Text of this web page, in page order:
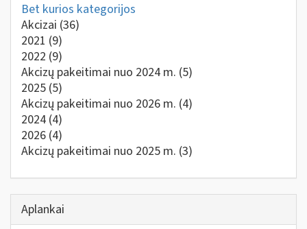
Bet kurios kategorijos
Akcizai (36)
2021 (9)
2022 (9)
Akcizų pakeitimai nuo 2024 m. (5)
2025 (5)
Akcizų pakeitimai nuo 2026 m. (4)
2024 (4)
2026 (4)
Akcizų pakeitimai nuo 2025 m. (3)
Aplankai